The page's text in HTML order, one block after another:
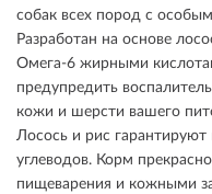
собак всех пород с
Разработан на основе
Омега-6 жирными
предупредить
кожи и шерсти вашего
Лосось и рис гарантируют
углеводов. Корм
пищеварения и кожными